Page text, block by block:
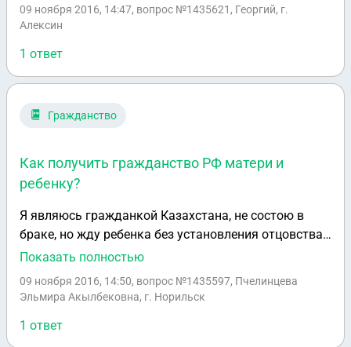
и был указан размер памяти 64Гб. После прихода
модификации 32Гб. Модификация на 32 Гб стоит
дешевле. После покупки прошло меньше 14 дней.
смартфон?
09 ноября 2016, 14:47, вопрос №1435621, Георгий, г.
Алексин
1 ответ
Гражданство
Как получить гражданство РФ матери и
ребенку?
Я являюсь гражданкой Казахстана, не состою в
браке, но жду ребенка без установления отцовства.
При рождении ребенок получит тоже гражданство
получить гражданство РФ?
Показать полностью
09 ноября 2016, 14:50, вопрос №1435597, Пчелинцева
Эльмира Акылбековна, г. Норильск
1 ответ